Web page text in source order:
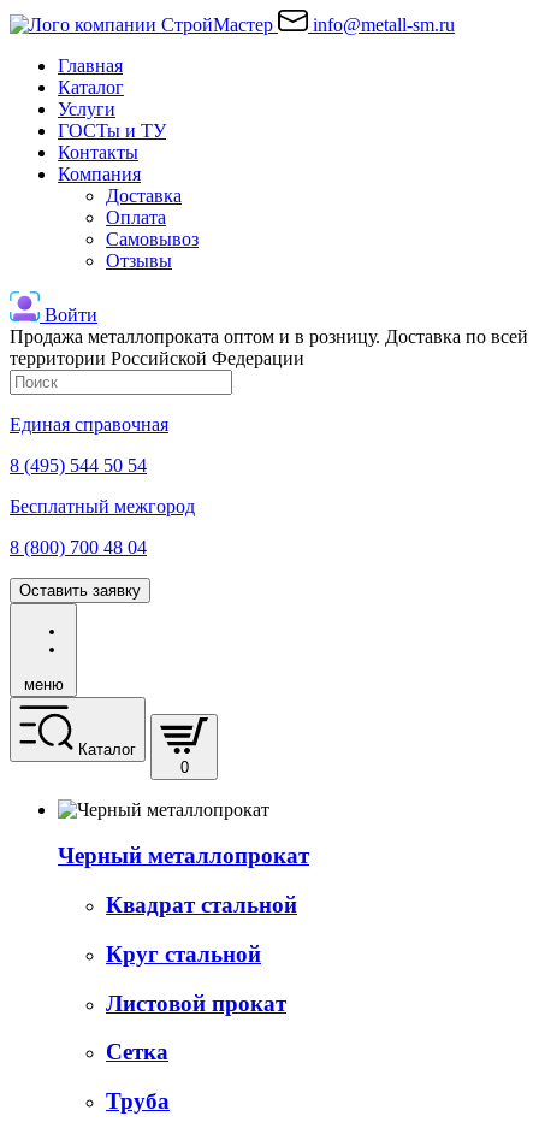
info@metall-sm.ru
Главная
Каталог
Услуги
ГОСТы и ТУ
Контакты
Компания
Доставка
Оплата
Самовывоз
Отзывы
Войти
Продажа металлопроката оптом и в розницу. Доставка по всей
территории Российской Федерации
Единая справочная
8 (495) 544 50 54
Бесплатный межгород
8 (800) 700 48 04
Оставить заявку
меню
Каталог
0
Черный металлопрокат
Квадрат стальной
Круг стальной
Листовой прокат
Сетка
Труба